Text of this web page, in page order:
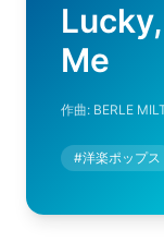
Me
作曲: BERLE
#洋楽ポップス